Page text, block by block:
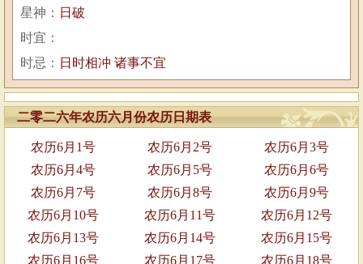
星神： 日破
时宜：
时忌： 日时相冲 诸事不宜
二零二六年农历六月份农历日期表
农历6月1号 农历6月2号
农历6月3号
农历6月4号
农历6月5号
农历6月6号
农历6月7号
农历6月8号
农历6月9号
农历6月10号
农历6月11号
农历6月12号
农历6月13号
农历6月14号
农历6月15号
农历6月16号
农历6月17号
农历6月18号